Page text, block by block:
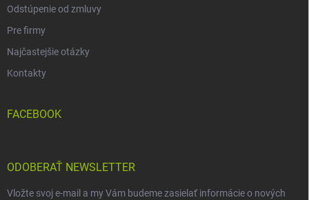
Odstúpenie od zmluvy
Pre firmy
Najčastejšie otázky
Kontakty
FACEBOOK
ODOBERAŤ NEWSLETTER
Vložte svoj e-mail a my Vám budeme zasielať informácie o nových